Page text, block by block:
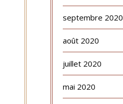
septembre 2020
août 2020
juillet 2020
mai 2020